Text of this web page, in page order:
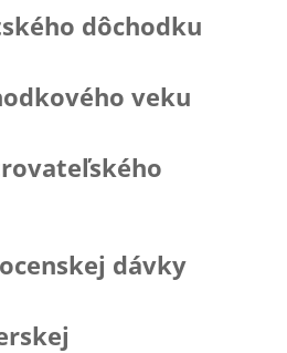
dôchodku
veku
dávky